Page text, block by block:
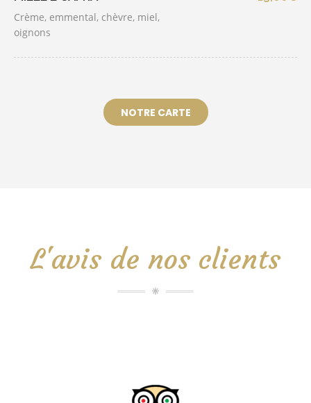
Crème, emmental, chèvre, miel,
oignons
NOTRE CARTE
L'avis de nos clients